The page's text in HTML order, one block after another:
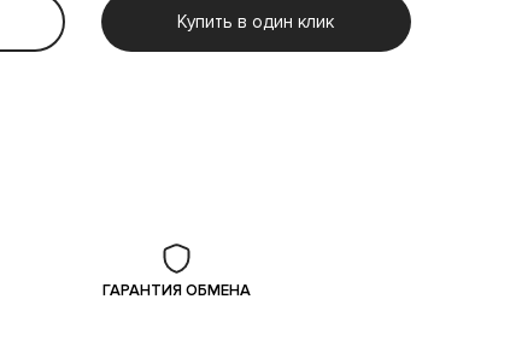
Купить в один клик
ГАРАНТИЯ ОБМЕНА